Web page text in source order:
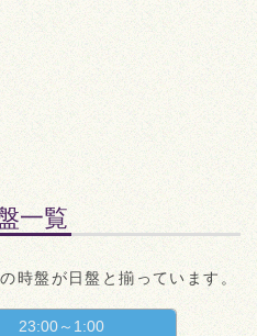
一覧
の時盤が日盤と揃っています。
23:00～1:00